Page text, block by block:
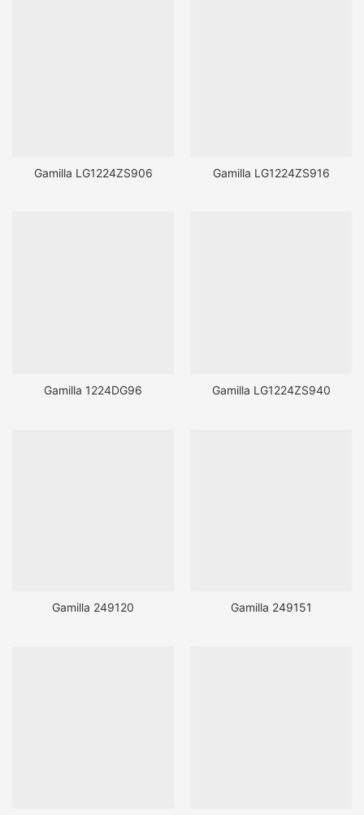
Gamilla LG1224ZS906 Gamilla LG1224ZS916
Gamilla 1224DG96 Gamilla LG1224ZS940
Gamilla 249120 Gamilla 249151